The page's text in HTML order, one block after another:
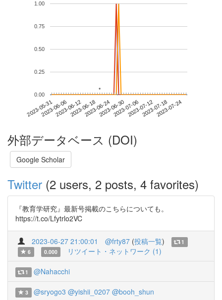
2023-05-312023-06-062023-06-122023-06-182023-06-242023-06-302023-07-062023-07-122023-07-182023-07-24
0.00
0.25
0.50
0.75
1.00
**
外部データベース (DOI)
Google Scholar
Twitter (2 users, 2 posts, 4 favorites)
『教育学研究』最新号掲載のこちらについても。
https://t.co/Lfytrlo2VC
2023-06-27 21:00:01 @frty87 (投稿一覧)
1
6
0.000 リツイート・ネットワーク (1)
1 @Nahacchi
3 @sryogo3 @yishii_0207 @booh_shun